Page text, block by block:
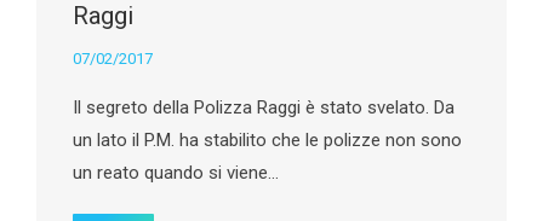
Raggi
07/02/2017
Il segreto della Polizza Raggi è stato svelato. Da
un lato il P.M. ha stabilito che le polizze non sono
un reato quando si viene…